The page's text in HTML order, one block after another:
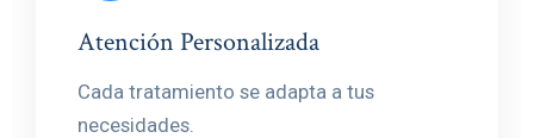
Atención Personalizada
Cada tratamiento se adapta a tus
necesidades.